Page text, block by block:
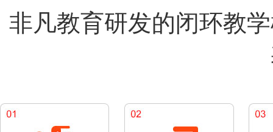
非凡教育研发的闭环教